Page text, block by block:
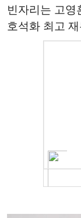
빈자리는 고영
호석화 최고